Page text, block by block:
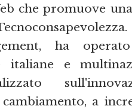
che promuove
ha
italiane e
a